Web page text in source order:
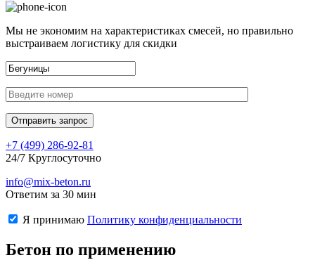
Мы не экономим на характеристиках смесей, но правильно
выстраиваем логистику для скидки
+7 (499) 286-92-81
24/7 Круглосуточно
info@mix-beton.ru
Ответим за 30 мин
Я принимаю Политику конфиденциальности
Бетон по применению